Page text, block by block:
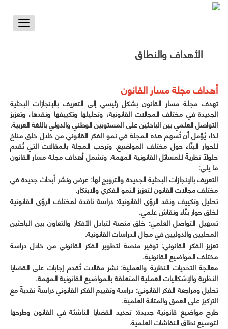
Toggle
الأهداف والنطاق
أهداف مجلة مسار القانون
تهدف مجلة مسار القانون بشكل رئيسي إلى التعريف بالإنجازات البحثية
الجديدة في مختلف المجالات القانونية، وتحليلها وتكييفها ونقدها، وتعزيز
التواصل العلمي بين الباحثين على المستويين الوطني والدولي باللغة العربية.
لذا، يُؤمل أن تُسهم هذه المجلة في نمو الفكر القانوني من خلال خلق مناخ
للحوار البنّاء حول مختلف المواضيع. وترحب المجلة بالمقالات التي تُقدم
حلولاً نظريةً للمسائل القانونية المهمة. وتشمل أهداف مجلة مسار القانون
ما يلي:
التعريف بالإنجازات البحثية الجديدة والترويج لها: عرض ونشر أبحاث جديدة في
مختلف مجالات القانون لتعزيز النمو الفكري والابتكار.
تحليل وتكييف ونقد الرؤى القانونية: دراسة ناقدة لمختلف الرؤى القانونية
لخلق حوار بنّاء ونقاش علمي.
تسهيل التواصل العلمي: خلق منصة لتبادل الأفكار والتعاون بين الباحثين
المحليين والدوليين في مجال الدراسات القانونية.
تعزيز الفكر القانوني: توفير منصة لتطوير الفكر القانوني من خلال دراسة
مختلف المواضيع القانونية.
معالجة التحديات النظرية والعملية: نشر مقالات تُقدم إجابات على القضايا
النظرية والإشكاليات العملية المتعلقة بالمواضيع القانونية المهمة.
تحليل ومراجعة الفكر القانوني: دراسة وتقييم الفكر القانوني دراسةً نقديةً مع
التركيز على العمق والمتانة العلمية.
طرح مواضيع قانونية جديدة: تحديد القضايا الناشئة في القانون وطرحها
لتوسيع نطاق النقاشات العلمية.